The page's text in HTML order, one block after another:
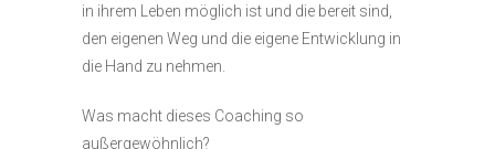
in ihrem Leben möglich ist und die bereit sind,
den eigenen Weg und die eigene Entwicklung in
die Hand zu nehmen.
Was macht dieses Coaching so
außergewöhnlich?